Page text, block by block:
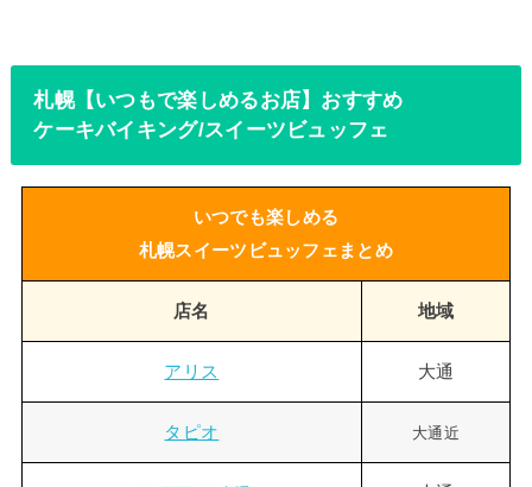
札幌【いつもで楽しめるお店】おすすめ
ケーキバイキング/スイーツビュッフェ
いつでも楽しめる
札幌スイーツビュッフェまとめ
店名 地域
アリス 大通
タピオ 大通近